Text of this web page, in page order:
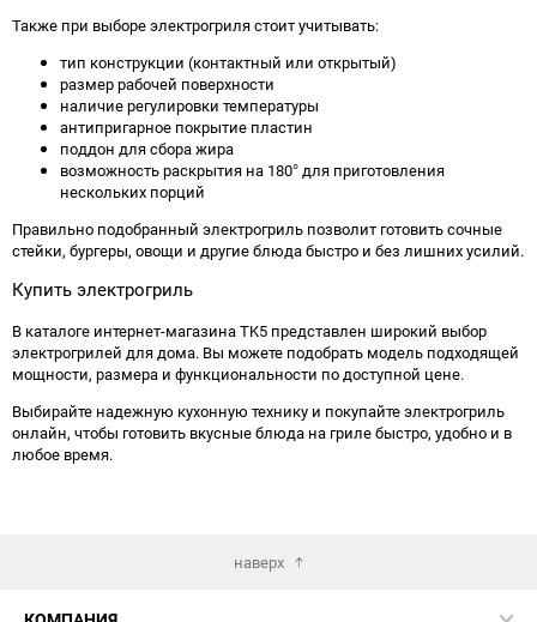
Также при выборе электрогриля стоит учитывать:
тип конструкции (контактный или открытый)
размер рабочей поверхности
наличие регулировки температуры
антипригарное покрытие пластин
поддон для сбора жира
возможность раскрытия на 180° для приготовления
нескольких порций
Правильно подобранный электрогриль позволит готовить сочные
стейки, бургеры, овощи и другие блюда быстро и без лишних усилий.
Купить электрогриль
В каталоге интернет-магазина TK5 представлен широкий выбор
электрогрилей для дома. Вы можете подобрать модель подходящей
мощности, размера и функциональности по доступной цене.
Выбирайте надежную кухонную технику и покупайте электрогриль
онлайн, чтобы готовить вкусные блюда на гриле быстро, удобно и в
любое время.
наверх